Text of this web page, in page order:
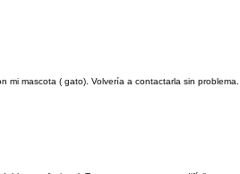
mi mascota ( gato). Volvería a contactarla sin problema.